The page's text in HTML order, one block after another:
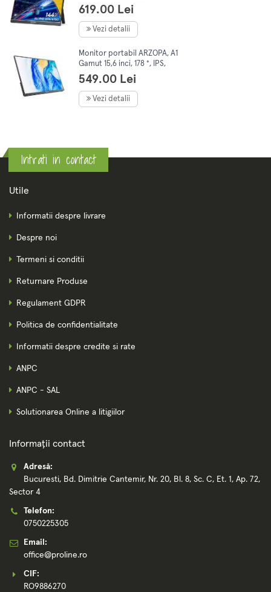
FHD 1080P, HDR, USB C/
HDMI, 72% NTSC, Afisaj IPS,
Negru
619.00 Lei
Vezi detalii
Monitor portabil ARZOPA, A1
Gamut 15,6 inci, 178 °, IPS,
HDR, 1920X1080 px, USB C,
HDMI Type-C, Negru
549.00 Lei
Vezi detalii
Intrati in contact
Utile
Informatii despre livrare
Despre noi
Termeni si conditii
Returnare Produse
Regulament GDPR
Politica de confidentialitate
Informatii despre credite si rate
ANPC
ANPC - SAL
Solutionarea Online a litigiilor
Informații contact
Adresă:
Bucuresti, Bd. Dimitrie Cantemir, Nr. 20, Bl. 8, Sc. C, Et. 1, Ap. 72,
Sector 4
Telefon:
0750225305
Email:
office@proline.ro
CIF:
RO9886270